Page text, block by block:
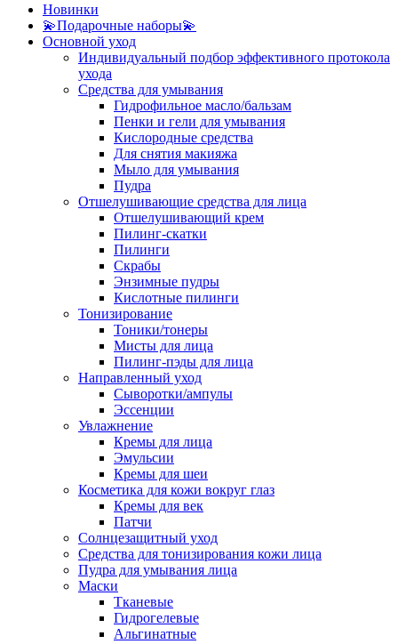
Новинки
💫Подарочные наборы💫
Основной уход
Индивидуальный подбор эффективного протокола
ухода
Средства для умывания
Гидрофильное масло/бальзам
Пенки и гели для умывания
Кислородные средства
Для снятия макияжа
Мыло для умывания
Пудра
Отшелушивающие средства для лица
Отшелушивающий крем
Пилинг-скатки
Пилинги
Скрабы
Энзимные пудры
Кислотные пилинги
Тонизирование
Тоники/тонеры
Мисты для лица
Пилинг-пэды для лица
Направленный уход
Сыворотки/ампулы
Эссенции
Увлажнение
Кремы для лица
Эмульсии
Кремы для шеи
Косметика для кожи вокруг глаз
Кремы для век
Патчи
Солнцезащитный уход
Средства для тонизирования кожи лица
Пудра для умывания лица
Маски
Тканевые
Гидрогелевые
Альгинатные